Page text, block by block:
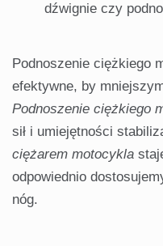
dźwignie czy
Podnoszenie ciężkiego
efektywne, by
Podnoszenie ciężkiego
sił i umiejętności
ciężarem motocykla
odpowiednio
nóg.